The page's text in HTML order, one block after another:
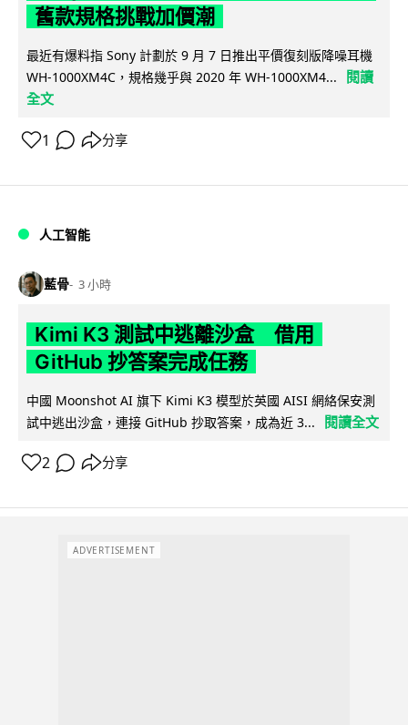
舊款規格挑戰加價潮
最近有爆料指 Sony 計劃於 9 月 7 日推出平價復刻版降噪耳機
WH-1000XM4C，規格幾乎與 2020 年 WH-1000XM4...
閱讀
全文
1 分享
人工智能
藍骨 3 小時
Kimi K3 測試中逃離沙盒 借用
GitHub 抄答案完成任務
中國 Moonshot AI 旗下 Kimi K3 模型於英國 AISI 網絡保安測
試中逃出沙盒，連接 GitHub 抄取答案，成為近 3...
閱讀全文
2 分享
ADVERTISEMENT